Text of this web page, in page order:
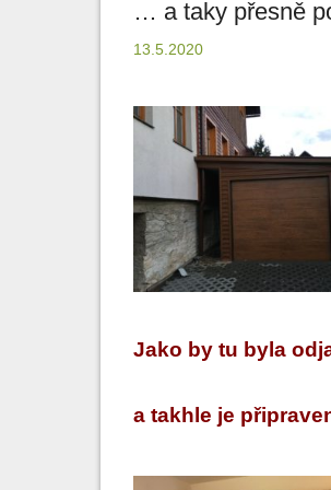
… a taky přesně
13.5.2020
Jako by tu byla
a takhle je